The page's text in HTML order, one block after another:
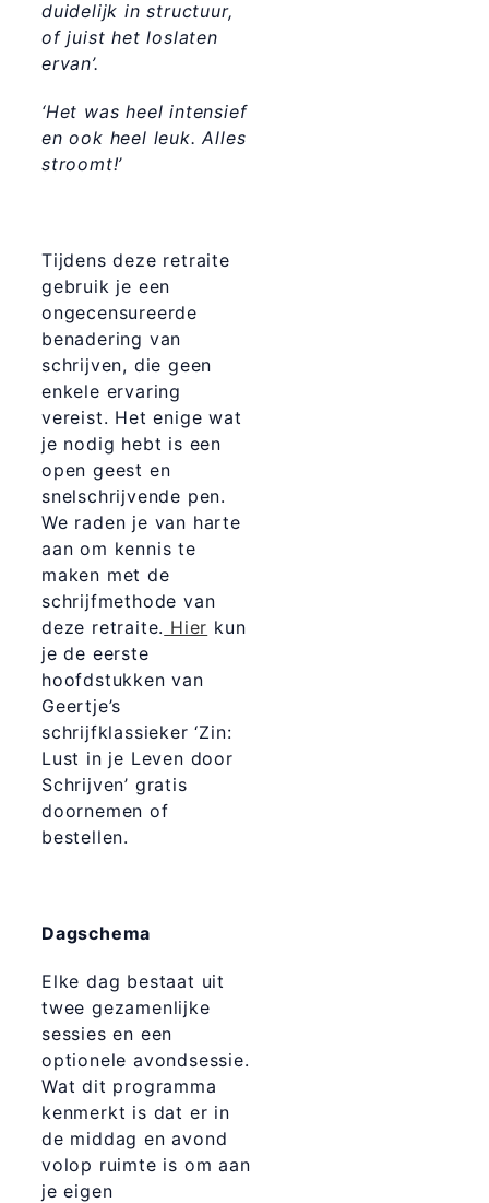
duidelijk in structuur,
of juist het loslaten
ervan’.
‘Het was heel intensief
en ook heel leuk. Alles
stroomt!’
Tijdens deze retraite
gebruik je een
ongecensureerde
benadering van
schrijven, die geen
enkele ervaring
vereist. Het enige wat
je nodig hebt is een
open geest en
snelschrijvende pen.
We raden je van harte
aan om kennis te
maken met de
schrijfmethode van
deze retraite. Hier kun
je de eerste
hoofdstukken van
Geertje’s
schrijfklassieker ‘Zin:
Lust in je Leven door
Schrijven’ gratis
doornemen of
bestellen.
Dagschema
Elke dag bestaat uit
twee gezamenlijke
sessies en een
optionele avondsessie.
Wat dit programma
kenmerkt is dat er in
de middag en avond
volop ruimte is om aan
je eigen